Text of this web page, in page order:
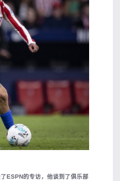
ESPN的专访，他谈到了俱乐部